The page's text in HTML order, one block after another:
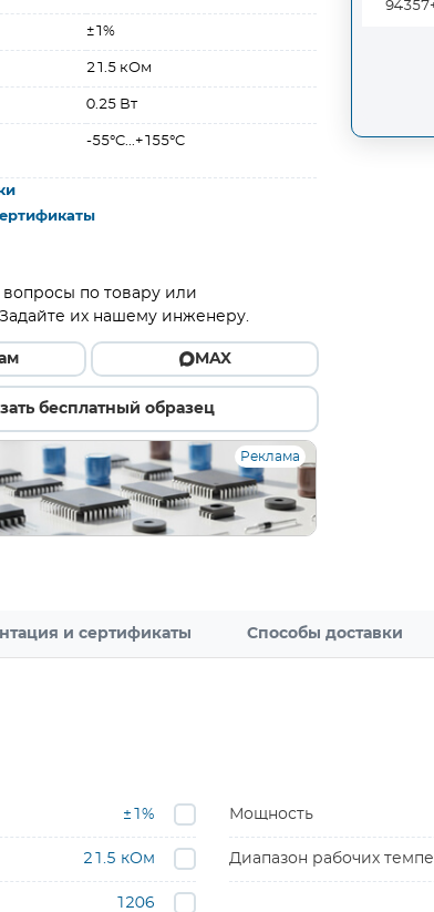
±1%
21.5 кОм
0.25 Вт
-55°C...+155°C
вопросы по товару или
их нашему инженеру.
MAX
бесплатный образец
Реклама
и сертификаты Способы доставки
±1%
21.5 кОм
Мощность
Диапазон рабочих
1206